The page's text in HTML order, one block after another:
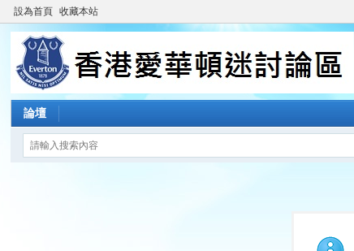
設為首頁 收藏本站
論壇